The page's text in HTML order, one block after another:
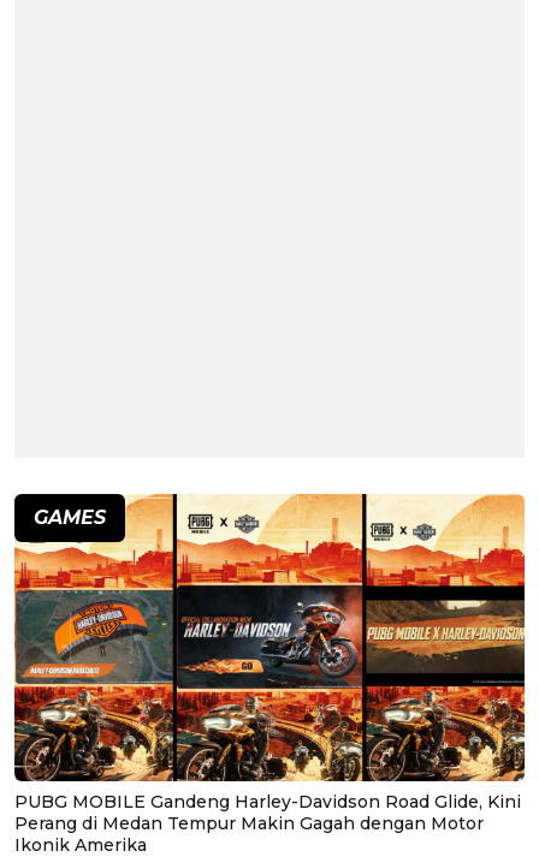
GAMES
PUBG MOBILE Gandeng Harley-Davidson Road Glide, Kini
Perang di Medan Tempur Makin Gagah dengan Motor
Ikonik Amerika